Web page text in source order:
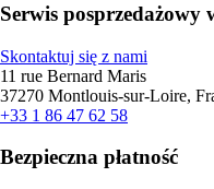
Serwis posprzedażowy
Skontaktuj się z nami
11 rue Bernard Maris
37270 Montlouis-sur-Loire,
+33 1 86 47 62 58
Bezpieczna płatność